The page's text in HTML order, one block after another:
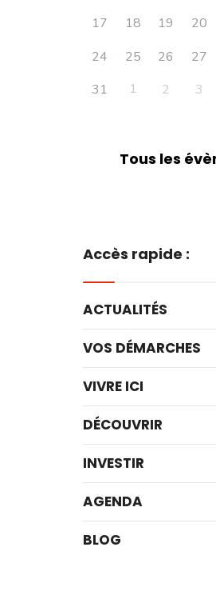
17
18 19 20
24
25 26 27
31
1 2 3
Tous les
Accès rapide :
ACTUALITÉS
VOS DÉMARCHES
VIVRE ICI
DÉCOUVRIR
INVESTIR
AGENDA
BLOG